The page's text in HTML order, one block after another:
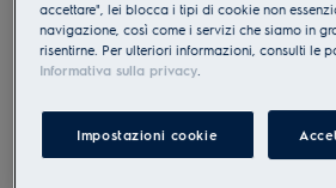
Prenotare una consulenza sui
accettare", lei blocca i tipi di cookie non
navigazione, così come i servizi che siamo in
risentirne. Per ulteriori informazioni, consulti le
Informativa sulla privacy.
Impostazioni cookie